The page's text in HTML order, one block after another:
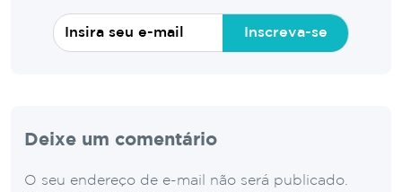
Inscreva-se
Deixe um comentário
O seu endereço de e-mail não será publicado.